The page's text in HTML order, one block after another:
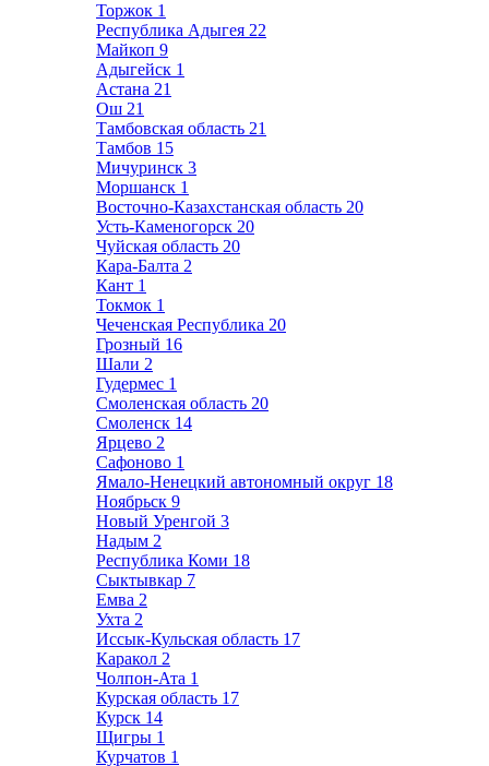
Торжок 1
Республика Адыгея 22
Майкоп 9
Адыгейск 1
Астана 21
Ош 21
Тамбовская область 21
Тамбов 15
Мичуринск 3
Моршанск 1
Восточно-Казахстанская область 20
Усть-Каменогорск 20
Чуйская область 20
Кара-Балта 2
Кант 1
Токмок 1
Чеченская Республика 20
Грозный 16
Шали 2
Гудермес 1
Смоленская область 20
Смоленск 14
Ярцево 2
Сафоново 1
Ямало-Ненецкий автономный округ 18
Ноябрьск 9
Новый Уренгой 3
Надым 2
Республика Коми 18
Сыктывкар 7
Емва 2
Ухта 2
Иссык-Кульская область 17
Каракол 2
Чолпон-Ата 1
Курская область 17
Курск 14
Щигры 1
Курчатов 1